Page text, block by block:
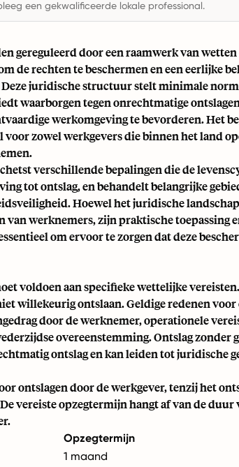
een gekwalificeerde lokale professional.
gereguleerd door een raamwerk van wetten
de rechten te beschermen en een eerlijke
juridische structuur stelt minimale
waarborgen tegen onrechtmatige
werkomgeving te bevorderen. Het
voor zowel werkgevers die binnen het land
verschillende bepalingen die de
tot ontslag, en behandelt belangrijke
Hoewel het juridische
werknemers, zijn praktische toepassing
om ervoor te zorgen dat deze
voldoen aan specifieke wettelijke
willekeurig ontslaan. Geldige redenen voor
door de werknemer, operationele
overeenstemming. Ontslag zonder
ontslag en kan leiden tot juridische
ontslagen door de werkgever, tenzij het
vereiste opzegtermijn hangt af van de duur
Opzegtermijn
1 maand